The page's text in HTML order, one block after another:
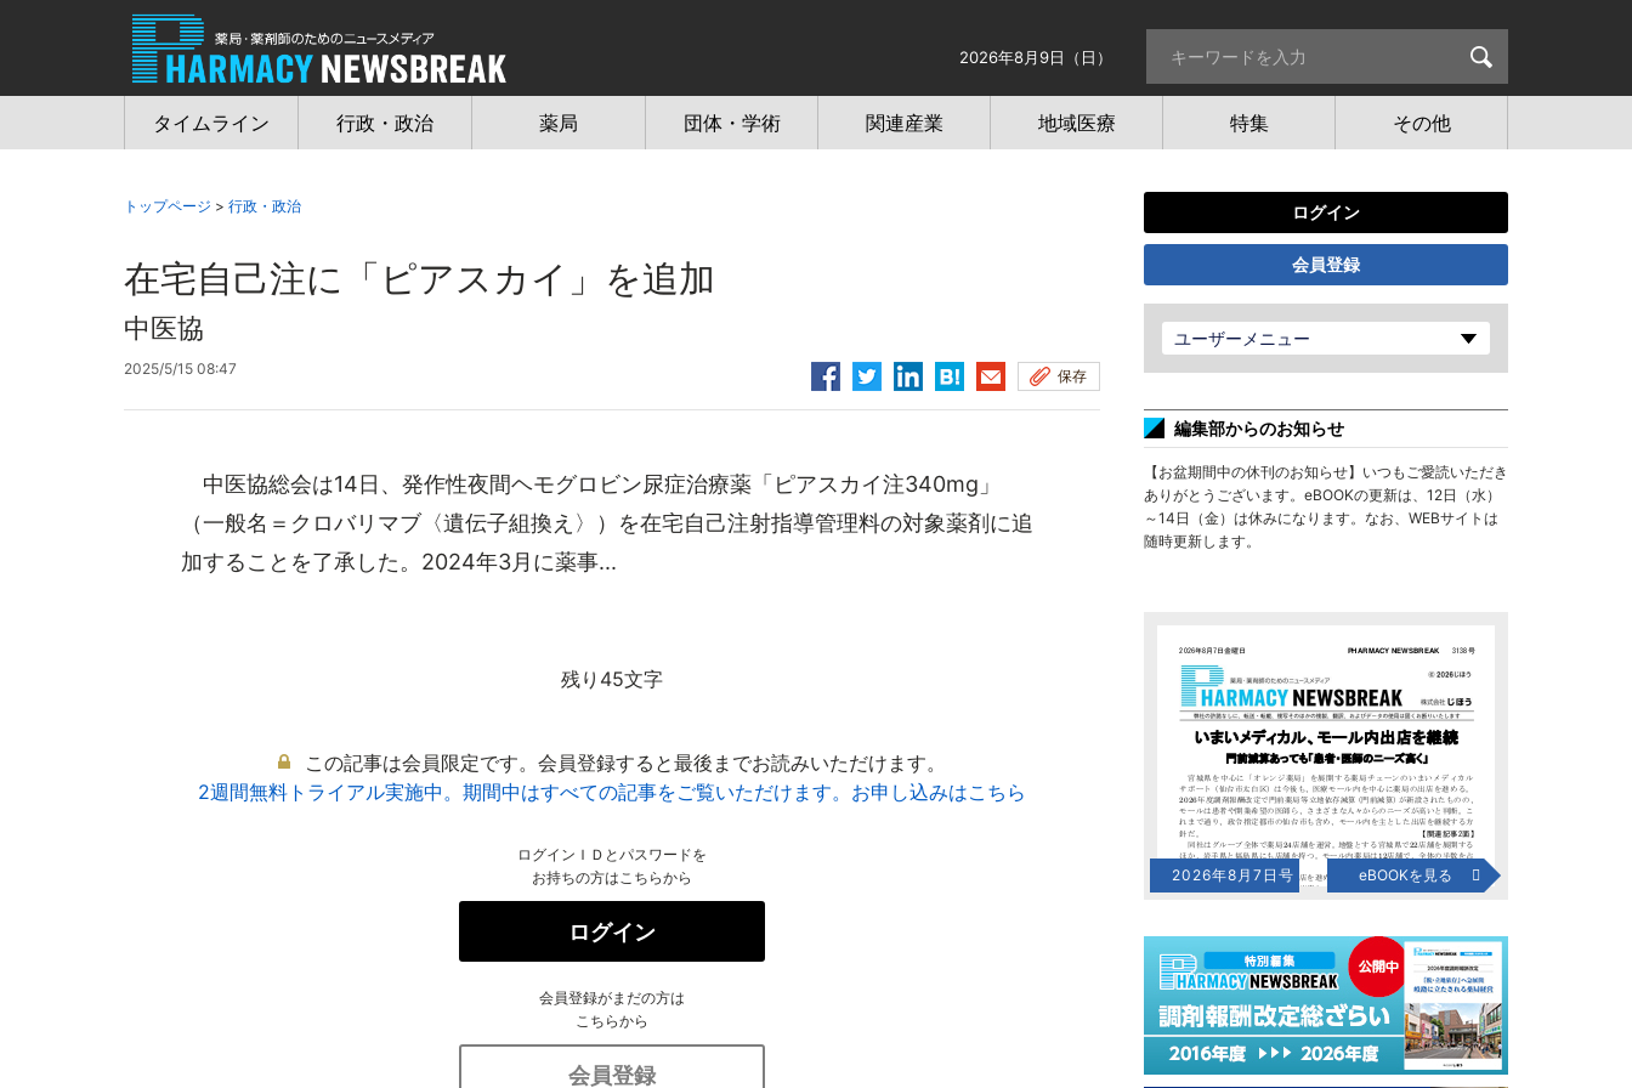
2026年8月9日（日）
タイムライン 行政・政治 薬局 団体・学術 関連産業 地域医療 特集 その他
トップページ > 行政・政治
在宅自己注に「ピアスカイ」を追加
中医協
2025/5/15 08:47 保存
中医協総会は14日、発作性夜間ヘモグロビン尿症治療薬「ピアスカイ注340mg」
（一般名＝クロバリマブ〈遺伝子組換え〉）を在宅自己注射指導管理料の対象薬剤に追
加することを了承した。2024年3月に薬事...
残り45文字
この記事は会員限定です。会員登録すると最後までお読みいただけます。
2週間無料トライアル実施中。期間中はすべての記事をご覧いただけます。お申し込みはこちら
ログインＩＤとパスワードを
お持ちの方はこちらから
ログイン
会員登録がまだの方は
こちらから
会員登録
ログイン
会員登録
ユーザーメニュー
編集部からのお知らせ
【お盆期間中の休刊のお知らせ】いつもご愛読いただき
ありがとうございます。eBOOKの更新は、12日（水）
～14日（金）は休みになります。なお、WEBサイトは
随時更新します。
2026年8月7日号 eBOOKを見る